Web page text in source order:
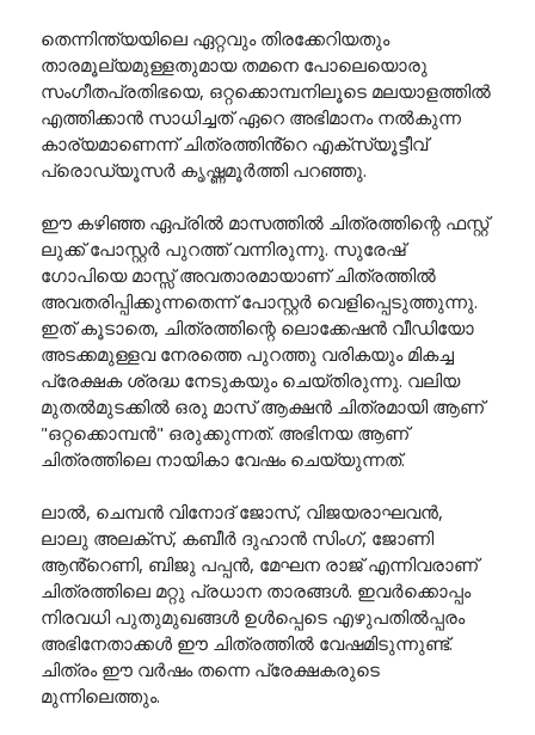
തെന്നിന്ത്യയിലെ ഏറ്റവും തിരക്കേറിയതും
താരമൂല്യമുള്ളതുമായ തമനെ പോലെയൊരു
സംഗീതപ്രതിഭയെ, ഒറ്റക്കൊമ്പനിലൂടെ മലയാളത്തിൽ
എത്തിക്കാൻ സാധിച്ചത് ഏറെ അഭിമാനം നൽകുന്ന
കാര്യമാണെന്ന് ചിത്രത്തിൻ്റെ എക്സ്യൂട്ടീവ്
പ്രൊഡ്യൂസർ കൃഷ്ണമൂർത്തി പറഞ്ഞു.
ഈ കഴിഞ്ഞ ഏപ്രിൽ മാസത്തിൽ ചിത്രത്തിന്റെ ഫസ്റ്റ്
ലുക്ക് പോസ്റ്റർ പുറത്ത് വന്നിരുന്നു. സുരേഷ്
ഗോപിയെ മാസ്സ് അവതാരമായാണ് ചിത്രത്തിൽ
അവതരിപ്പിക്കുന്നതെന്ന് പോസ്റ്റർ വെളിപ്പെടുത്തുന്നു.
ഇത് കൂടാതെ, ചിത്രത്തിന്റെ ലൊക്കേഷൻ വീഡിയോ
അടക്കമുള്ളവ നേരത്തെ പുറത്തു വരികയും മികച്ച
പ്രേക്ഷക ശ്രദ്ധ നേടുകയും ചെയ്തിരുന്നു. വലിയ
മുതൽമുടക്കിൽ ഒരു മാസ് ആക്ഷൻ ചിത്രമായി ആണ്
"ഒറ്റക്കൊമ്പൻ" ഒരുക്കുന്നത്. അഭിനയ ആണ്
ചിത്രത്തിലെ നായികാ വേഷം ചെയ്യുന്നത്.
ലാൽ, ചെമ്പൻ വിനോദ് ജോസ്, വിജയരാഘവൻ,
ലാലു അലക്സ്, കബീർ ദുഹാൻ സിംഗ്, ജോണി
ആൻ്റെണി, ബിജു പപ്പൻ, മേഘന രാജ് എന്നിവരാണ്
ചിത്രത്തിലെ മറ്റു പ്രധാന താരങ്ങൾ. ഇവർക്കൊപ്പം
നിരവധി പുതുമുഖങ്ങൾ ഉൾപ്പെടെ എഴുപതിൽപ്പരം
അഭിനേതാക്കൾ ഈ ചിത്രത്തിൽ വേഷമിടുന്നുണ്ട്.
ചിത്രം ഈ വർഷം തന്നെ പ്രേക്ഷകരുടെ
മുന്നിലെത്തും.